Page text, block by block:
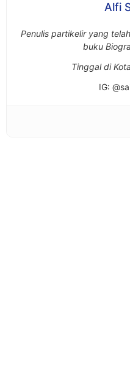
Alfi
Penulis partikelir yang
buku
Tinggal di
IG: